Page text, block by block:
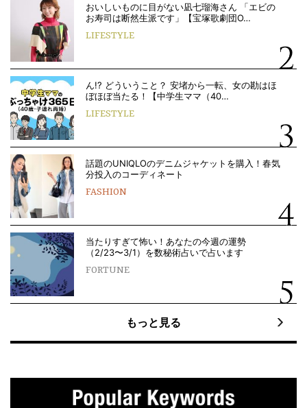
おいしいものに目がない凪七瑠海さん 「エビの
お寿司は断然生派です」【宝塚歌劇団O…
LIFESTYLE
ん!? どういうこと？ 安堵から一転、女の勘はほ
ぼほぼ当たる！【中学生ママ（40…
LIFESTYLE
話題のUNIQLOのデニムジャケットを購入！春気
分投入のコーディネート
FASHION
当たりすぎて怖い！あなたの今週の運勢
（2/23〜3/1）を数秘術占いで占います
FORTUNE
もっと見る